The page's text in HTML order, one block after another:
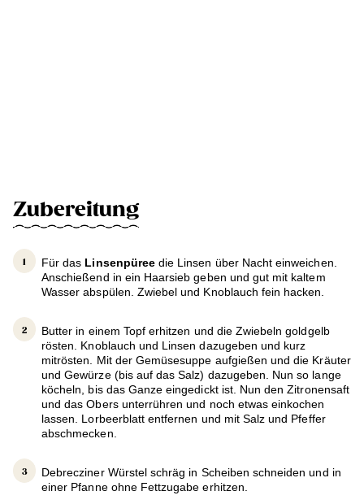
Zubereitung
Für das Linsenpüreedie Linsen über Nacht einweichen.
Anschießend in ein Haarsieb geben und gut mit kaltem
Wasser abspülen. Zwiebel und Knoblauch fein hacken.
Butter in einem Topf erhitzen und die Zwiebeln goldgelb
rösten. Knoblauch und Linsen dazugeben und kurz
mitrösten. Mit der Gemüsesuppe aufgießen und die Kräuter
und Gewürze (bis auf das Salz) dazugeben. Nun so lange
köcheln, bis das Ganze eingedickt ist. Nun den Zitronensaft
und das Obers unterrühren und noch etwas einkochen
lassen. Lorbeerblatt entfernen und mit Salz und Pfeffer
abschmecken.
Debrecziner Würstel schräg in Scheiben schneiden und in
einer Pfanne ohne Fettzugabe erhitzen.